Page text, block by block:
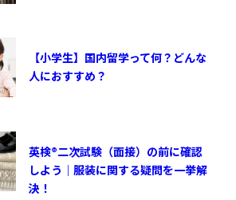
【小学生】国内留学って何？どんな
人におすすめ？
英検®︎二次試験（面接）の前に確認
しよう｜服装に関する疑問を一挙解
決！